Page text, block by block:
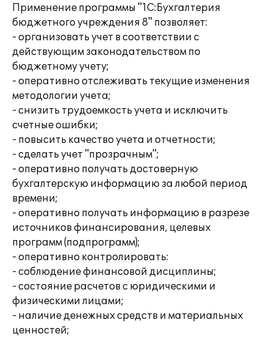
Применение программы "1С:Бухгалтерия
бюджетного учреждения 8" позволяет:
- организовать учет в соответствии с
действующим законодательством по
бюджетному учету;
- оперативно отслеживать текущие изменения
методологии учета;
- снизить трудоемкость учета и исключить
счетные ошибки;
- повысить качество учета и отчетности;
- сделать учет "прозрачным";
- оперативно получать достоверную
бухгалтерскую информацию за любой период
времени;
- оперативно получать информацию в разрезе
источников финансирования, целевых
программ (подпрограмм);
- оперативно контролировать:
- соблюдение финансовой дисциплины;
- состояние расчетов с юридическими и
физическими лицами;
- наличие денежных средств и материальных
ценностей;